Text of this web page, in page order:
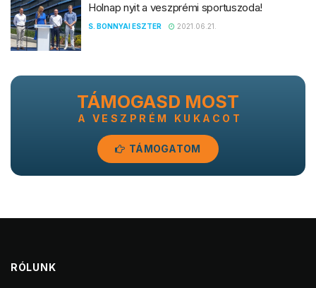
Holnap nyit a veszprémi sportuszoda!
S. BONNYAI ESZTER 2021.06.21.
TÁMOGASD MOST
A VESZPRÉM KUKACOT
TÁMOGATOM
RÓLUNK